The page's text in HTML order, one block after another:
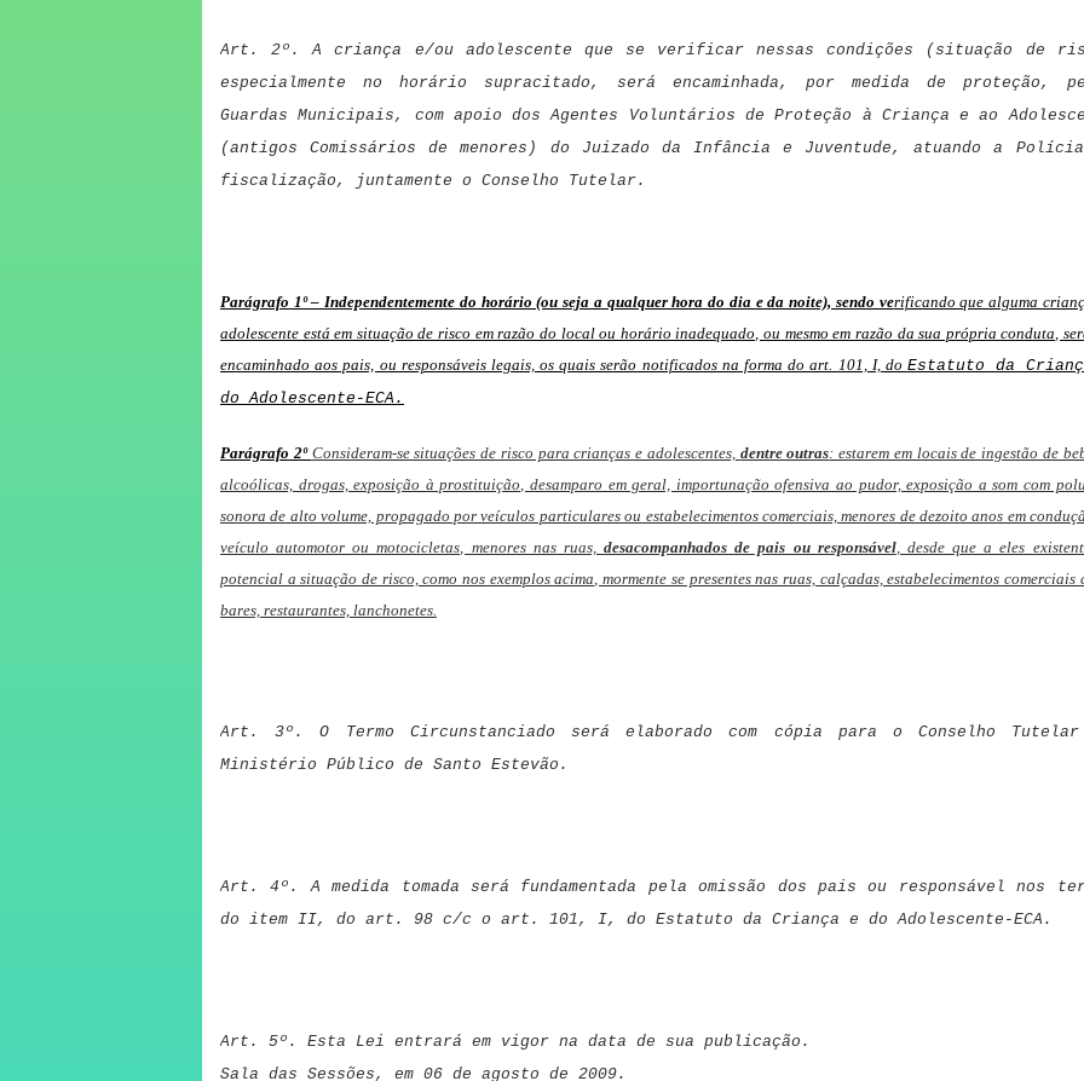
Art. 2º. A criança e/ou adolescente que se verificar nessas condições (situação de
especialmente no horário supracitado, será encaminhada, por medida de proteção,
Guardas Municipais, com apoio dos Agentes Voluntários de Proteção à Criança e ao
(antigos Comissários de menores) do Juizado da Infância e Juventude, atuando a
fiscalização, juntamente o Conselho Tutelar.
Parágrafo 1º – Independentemente do horário (ou seja a qualquer hora do dia e da noite), sendo verificando que alguma
adolescente está em situação de risco em razão do local ou horário inadequado, ou mesmo em razão da sua própria conduta,
encaminhado aos pais, ou responsáveis legais, os quais serão notificados na forma do art. 101, I, doEstatuto da
do Adolescente-ECA.
Parágrafo 2º Consideram-se situações de risco para crianças e adolescentes, dentre outras: estarem em locais de ingestão de
alcoólicas, drogas, exposição à prostituição, desamparo em geral, importunação ofensiva ao pudor, exposição a som com
sonora de alto volume, propagado por veículos particulares ou estabelecimentos comerciais, menores de dezoito anos em
veículo automotor ou motocicletas, menores nas ruas,desacompanhados de pais ou responsável, desde que a eles
potencial a situação de risco, como nos exemplos acima, mormente se presentes nas ruas, calçadas, estabelecimentos comerciais
bares, restaurantes, lanchonetes.
Art. 3º. O Termo Circunstanciado será elaborado com cópia para o Conselho
Ministério Público de Santo Estevão.
Art. 4º. A medida tomada será fundamentada pela omissão dos pais ou responsável nos
do item II, do art. 98 c/c o art. 101, I, do Estatuto da Criança e do Adolescente-ECA.
Art. 5º. Esta Lei entrará em vigor na data de sua publicação.
Sala das Sessões, em 06 de agosto de 2009.